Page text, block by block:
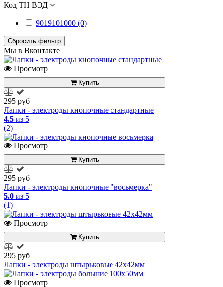
Код ТН ВЭД
9019101000 (0)
Сбросить фильтр
Мы в Вконтакте
Просмотр
Купить
295 руб
Лапки - электроды кнопочные стандартные
4.5 из 5
(2)
Просмотр
Купить
295 руб
Лапки - электроды кнопочные "восьмерка"
5.0 из 5
(1)
Просмотр
Купить
295 руб
Лапки - электроды штырьковые 42х42мм
Просмотр